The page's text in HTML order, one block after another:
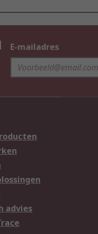
E-mailadres
advies